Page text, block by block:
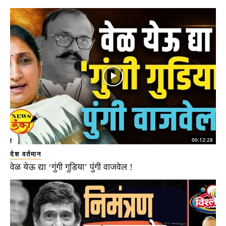
00:12:28
देश वर्तमान
वेळ येऊ द्या ‘गुंगी गुडिया’ पुंगी वाजवेल !